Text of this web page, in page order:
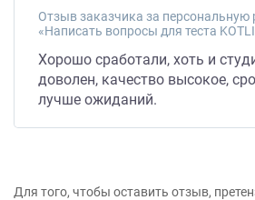
Отзыв заказчика за персональную
Хорошо сработали, хоть и
доволен, качество высокое,
лучше ожиданий.
Для того, чтобы оставить отзыв,